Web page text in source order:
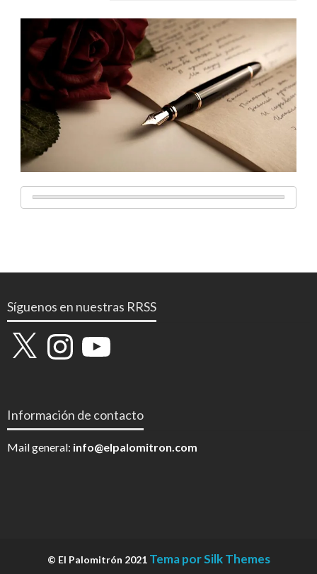
Síguenos en nuestras RRSS
X InstagramYouTube
Información de contacto
Mail general: info@elpalomitron.com
© El Palomitrón 2021 Tema por Silk Themes